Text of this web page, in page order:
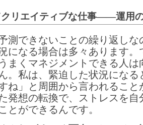
クリエイティブな仕事――運用
測できないことの繰り返しな
になる場合は多々あります。
まくマネジメントできる人は
。私は、緊迫した状況になる
ね」と周囲から言われること
発想の転換で、ストレスを自
とができるんです。